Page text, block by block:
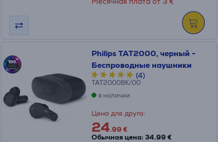
Philips TAT2000, черный -
Беспроводные наушники
(4)
TAT2000BK/00
в наличии
Цена для друга:
24.99 €
Обычная цена: 34.99 €